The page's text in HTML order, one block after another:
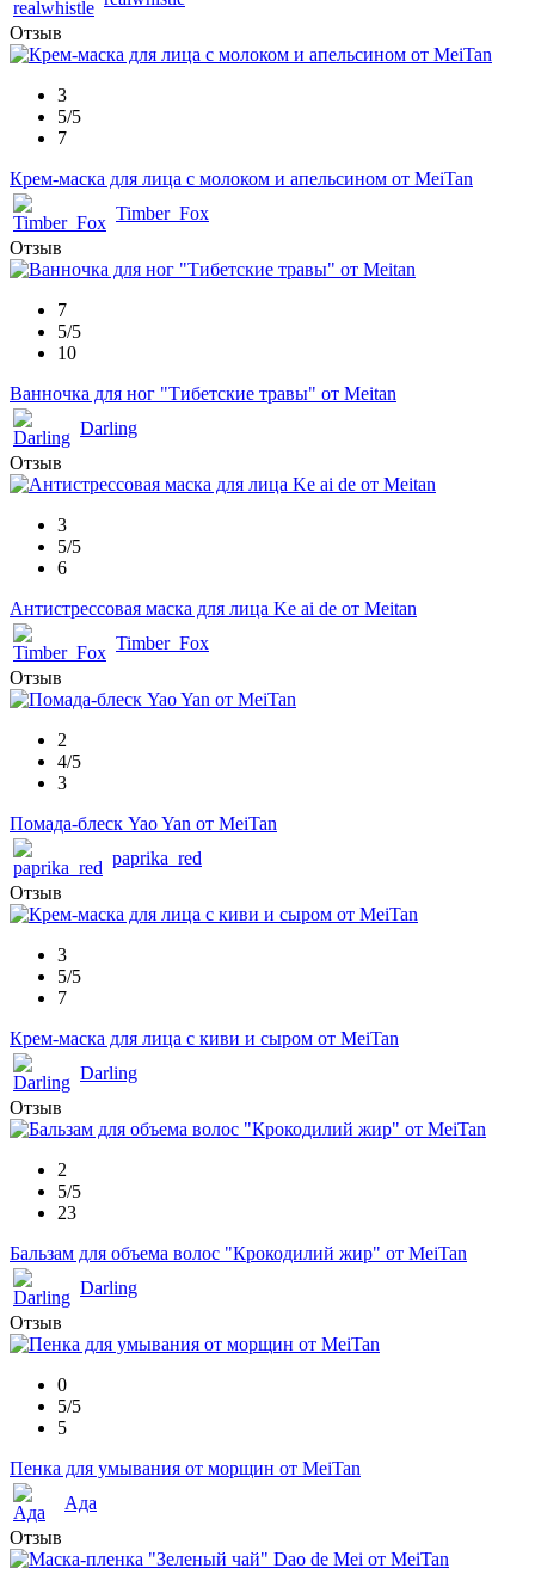
Отзыв
3
5/5
7
Крем-маска для лица с молоком и апельсином от MeiTan
Timber_Fox
Отзыв
7
5/5
10
Ванночка для ног "Тибетские травы" от Meitan
Darling
Отзыв
3
5/5
6
Антистрессовая маска для лица Ke ai de от Meitan
Timber_Fox
Отзыв
2
4/5
3
Помада-блеск Yao Yan от MeiTan
paprika_red
Отзыв
3
5/5
7
Крем-маска для лица с киви и сыром от MeiTan
Darling
Отзыв
2
5/5
23
Бальзам для объема волос "Крокодилий жир" от MeiTan
Darling
Отзыв
0
5/5
5
Пенка для умывания от морщин от MeiTan
Ада
Отзыв